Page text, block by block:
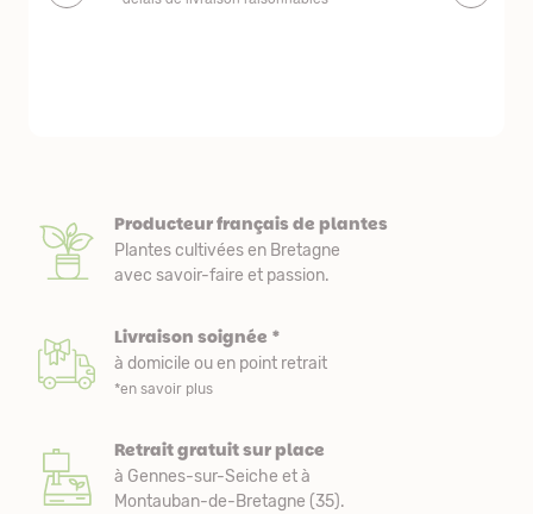
livraison
Producteur français de plantes
Plantes cultivées en Bretagne
avec savoir-faire et passion.
Livraison soignée *
à domicile ou en point retrait
*en savoir plus
Retrait gratuit sur place
à Gennes-sur-Seiche et à
Montauban-de-Bretagne (35).